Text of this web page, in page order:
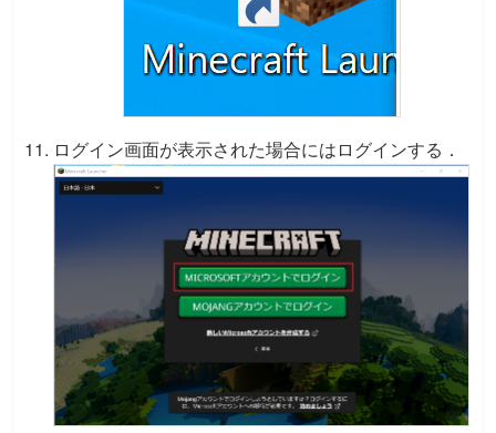
ログイン画面が表示された場合にはログインする．